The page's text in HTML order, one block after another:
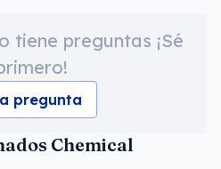
tiene preguntas ¡Sé
pregunta
Chemical